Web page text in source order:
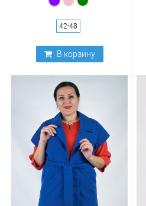
42-48
В корзину